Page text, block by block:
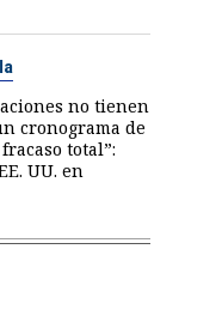
no tienen
cronograma de
total”:
UU. en